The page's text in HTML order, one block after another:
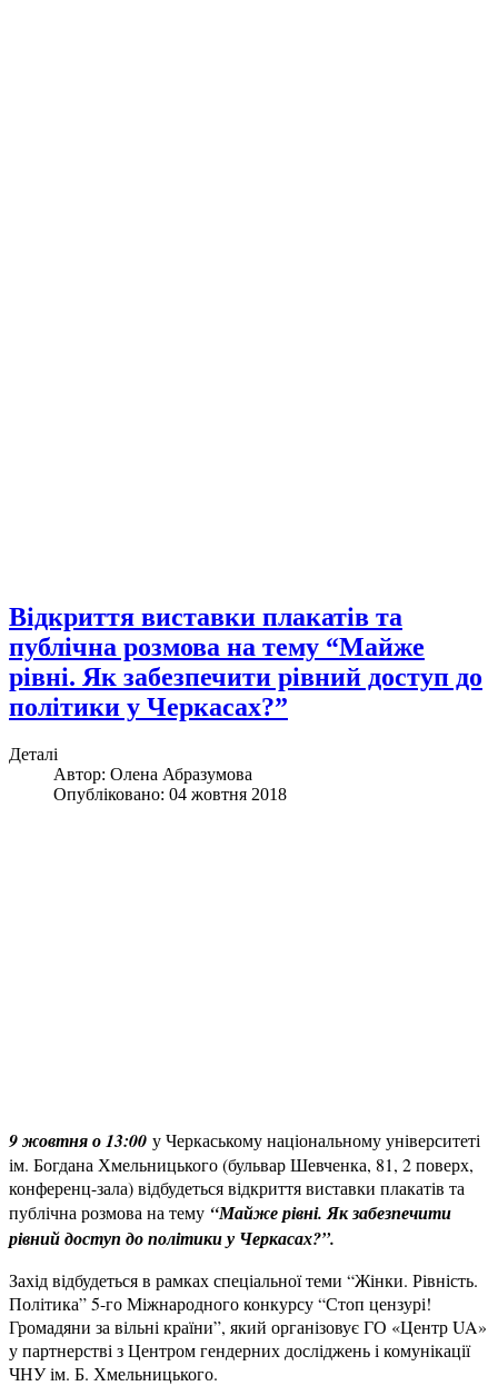
Відкриття виставки плакатів та
публічна розмова на тему “Майже
рівні. Як забезпечити рівний доступ до
політики у Черкасах?”
Деталі
Автор: Олена Абразумова
Опубліковано: 04 жовтня 2018
9 жовтня о 13:00 у Черкаському національному університеті
ім. Богдана Хмельницького (бульвар Шевченка, 81, 2 поверх,
конференц-зала) відбудеться відкриття виставки плакатів та
публічна розмова на тему “Майже рівні. Як забезпечити
рівний доступ до політики у Черкасах?”.
Захід відбудеться в рамках спеціальної теми “Жінки. Рівність.
Політика” 5-го Міжнародного конкурсу “Стоп цензурі!
Громадяни за вільні країни”, який організовує ГО «Центр UA»
у партнерстві з Центром гендерних досліджень і комунікації
ЧНУ ім. Б. Хмельницького.